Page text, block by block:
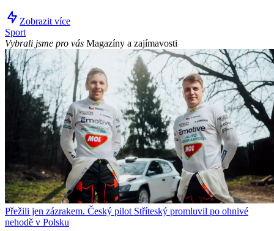
Zobrazit více
Sport
Vybrali jsme pro vás Magazíny a zajímavosti
Přežili jen zázrakem. Český pilot Stříteský promluvil po ohnivé
nehodě v Polsku